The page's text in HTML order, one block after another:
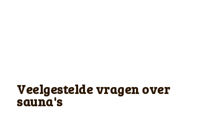
Veelgestelde vragen over
sauna's